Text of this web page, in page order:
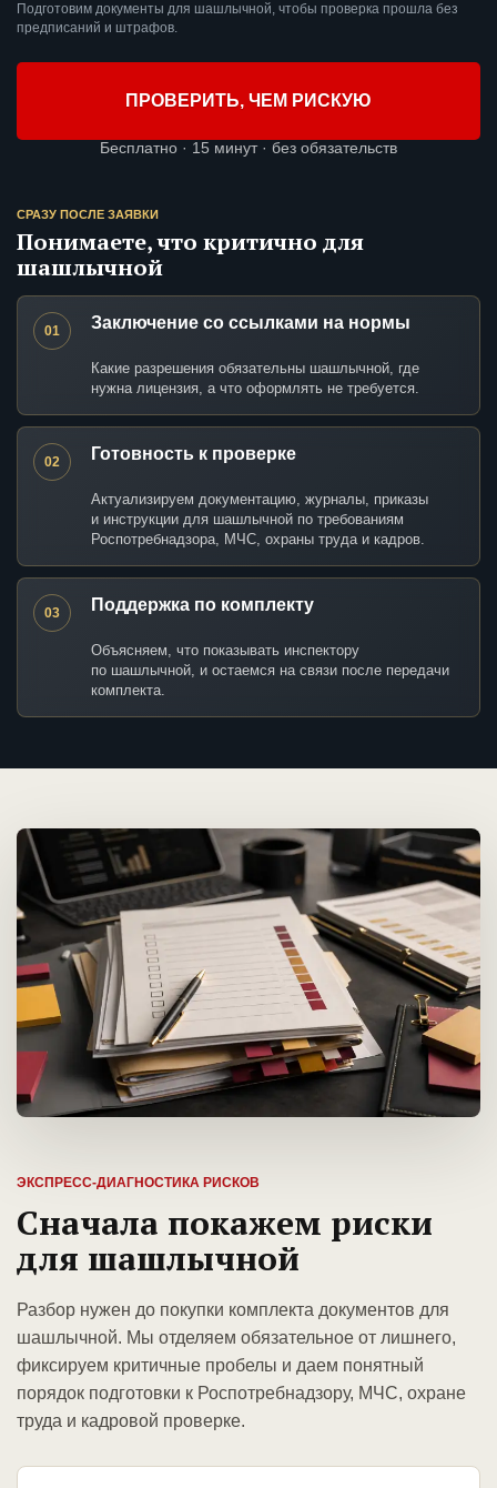
Подготовим документы для шашлычной, чтобы проверка прошла без
предписаний и штрафов.
ПРОВЕРИТЬ, ЧЕМ РИСКУЮ
Бесплатно · 15 минут · без обязательств
СРАЗУ ПОСЛЕ ЗАЯВКИ
Понимаете, что критично для
шашлычной
01 Заключение со ссылками на нормы
Какие разрешения обязательны шашлычной, где
нужна лицензия, а что оформлять не требуется.
02 Готовность к проверке
Актуализируем документацию, журналы, приказы
и инструкции для шашлычной по требованиям
Роспотребнадзора, МЧС, охраны труда и кадров.
03 Поддержка по комплекту
Объясняем, что показывать инспектору
по шашлычной, и остаемся на связи после передачи
комплекта.
ЭКСПРЕСС-ДИАГНОСТИКА РИСКОВ
Сначала покажем риски
для шашлычной
Разбор нужен до покупки комплекта документов для
шашлычной. Мы отделяем обязательное от лишнего,
фиксируем критичные пробелы и даем понятный
порядок подготовки к Роспотребнадзору, МЧС, охране
труда и кадровой проверке.